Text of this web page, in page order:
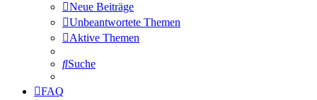
Neue Beiträge
Unbeantwortete Themen
Aktive Themen
Suche
FAQ